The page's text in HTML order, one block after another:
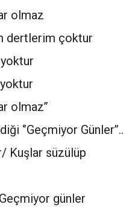
olmaz
dertlerim çoktur
olmaz’’
‘’Geçmiyor Günler’’..
Kuşlar süzülüp
günler